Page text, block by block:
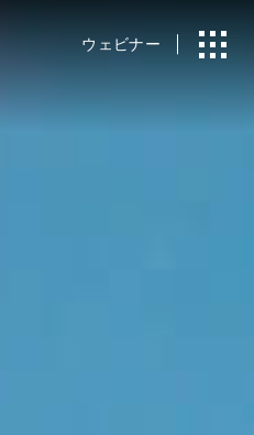
ウェビナー